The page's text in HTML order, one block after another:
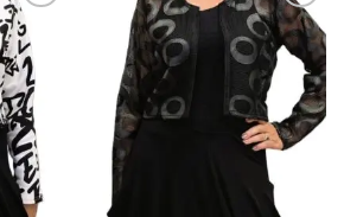
aan
Toevoegen
aan
wenslijst